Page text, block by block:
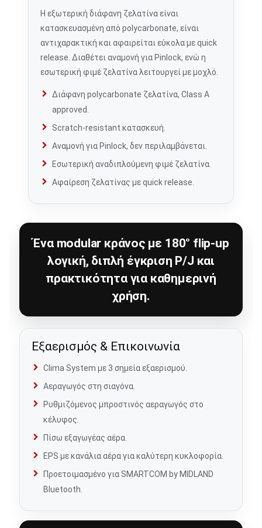
Η εξωτερική διάφανη ζελατίνα είναι
κατασκευασμένη από polycarbonate, είναι
αντιχαρακτική και αφαιρείται εύκολα με quick
release. Διαθέτει αναμονή για Pinlock, ενώ η
εσωτερική φιμέ ζελατίνα λειτουργεί με μοχλό.
Διάφανη polycarbonate ζελατίνα, Class A
approved.
Scratch-resistant κατασκευή.
Αναμονή για Pinlock, δεν περιλαμβάνεται.
Εσωτερική αναδιπλούμενη φιμέ ζελατίνα.
Αφαίρεση ζελατίνας με quick release.
Ένα modular κράνος με 180° flip-up
λογική, διπλή έγκριση P/J και
πρακτικότητα για καθημερινή
χρήση.
Εξαερισμός & Επικοινωνία
Clima System με 3 σημεία εξαερισμού.
Αεραγωγός στη σιαγόνα.
Ρυθμιζόμενος μπροστινός αεραγωγός στο
κέλυφος.
Πίσω εξαγωγέας αέρα.
EPS με κανάλια αέρα για καλύτερη κυκλοφορία.
Προετοιμασμένο για SMARTCOM by MIDLAND
Bluetooth.